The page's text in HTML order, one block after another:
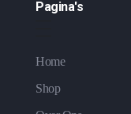
Pagina's
Home
Shop